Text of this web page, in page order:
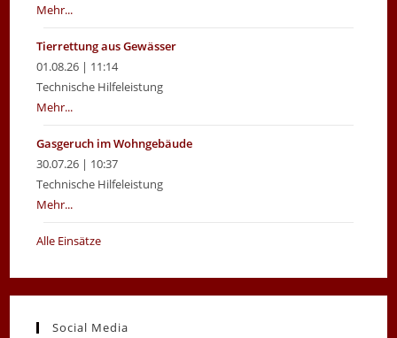
Mehr...
Tierrettung aus Gewässer
01.08.26 | 11:14
Technische Hilfeleistung
Mehr...
Gasgeruch im Wohngebäude
30.07.26 | 10:37
Technische Hilfeleistung
Mehr...
Alle Einsätze
Social Media